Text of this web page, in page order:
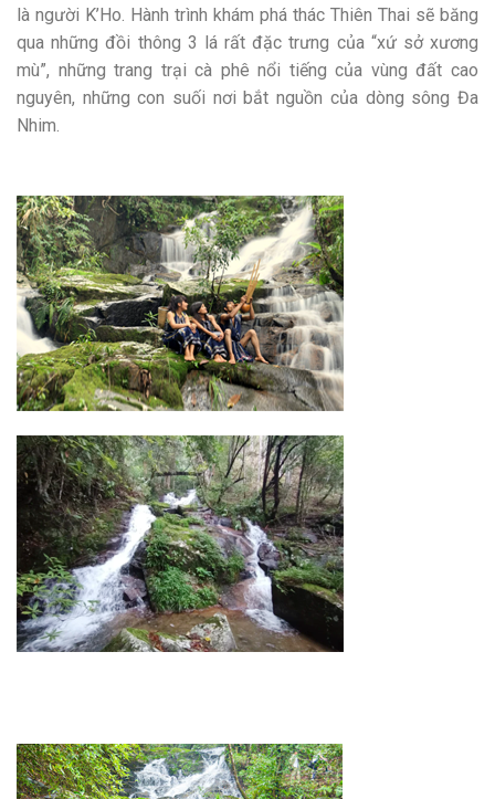
là người K’Ho. Hành trình khám phá thác Thiên Thai sẽ băng
qua những đồi thông 3 lá rất đặc trưng của “xứ sở xương
mù”, những trang trại cà phê nổi tiếng của vùng đất cao
nguyên, những con suối nơi bắt nguồn của dòng sông Đa
Nhim.